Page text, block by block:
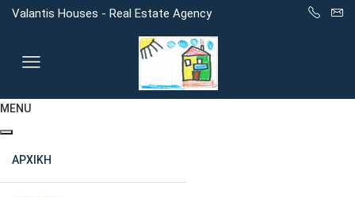
Valantis Houses - Real Estate Agency
MENU
ΑΡΧΙΚΉ